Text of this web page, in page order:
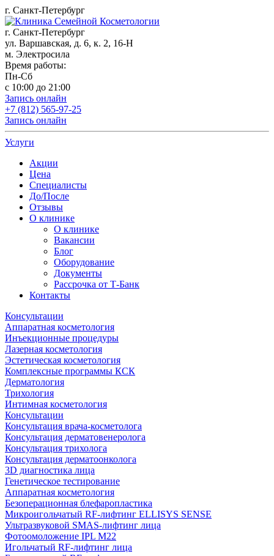
г. Санкт-Петербург
г. Санкт-Петербург
ул. Варшавская, д. 6, к. 2, 16-Н
м. Электросила
Время работы:
Пн-Сб
с 10:00 до 21:00
Запись онлайн
+7 (812) 565-97-25
Запись онлайн
Услуги
Акции
Цена
Специалисты
До/После
Отзывы
О клинике
О клинике
Вакансии
Блог
Оборудование
Документы
Рассрочка от Т-Банк
Контакты
Консультации
Аппаратная косметология
Инъекционные процедуры
Лазерная косметология
Эстетическая косметология
Комплексные программы КСК
Дерматология
Трихология
Интимная косметология
Консультации
Консультация врача-косметолога
Консультация дерматовенеролога
Консультация трихолога
Консультация дерматоонколога
3D диагностика лица
Генетическое тестирование
Аппаратная косметология
Безоперационная блефаропластика
Микроигольчатый RF-лифтинг ELLISYS SENSE
Ультразвуковой SMAS-лифтинг лица
Фотоомоложение IPL M22
Игольчатый RF-лифтинг лица